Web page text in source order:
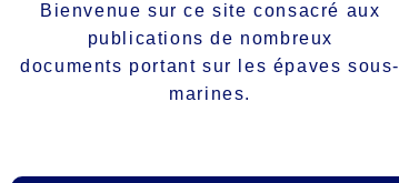
Bienvenue sur ce site consacré aux
publications de nombreux
documents portant sur les épaves sous-
marines.